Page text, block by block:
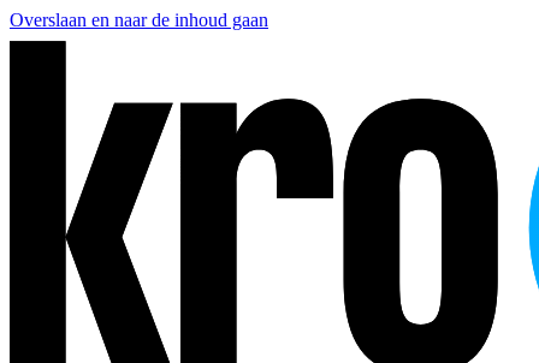
Overslaan en naar de inhoud gaan